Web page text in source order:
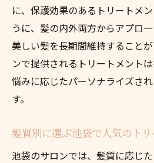
に、保護効果のあるトリートメ
うに、髪の内外両方からアプロ
美しい髪を長期間維持すること
ンで提供されるトリートメント
悩みに応じたパーソナライズさ
す。
髪質別に選ぶ池袋で人気のトリ
池袋のサロンでは、髪質に応じ